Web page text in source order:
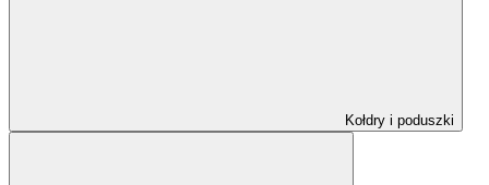
Kołdry i poduszki